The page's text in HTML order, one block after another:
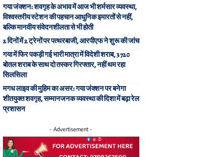
गया जंक्शन: शवगृह के अभाव में आज भी शर्मसार व्यवस्था,
विश्वस्तरीय स्टेशन की पहचान आधुनिक इमारतों से नहीं,
बल्कि मानवीय संवेदनशीलता से भी होती
2 दिनों में 2 ट्रेनों पर पत्थरबाजी, आरपीएफ ने शुरू की जांच
गया में फिर पकड़ी गई भारी मात्रा में विदेशी शराब, 3720
बोतल शराब के साथ दो तस्कर गिरफ्तार, नहीं थम रहा
सिलसिला
मगध लाइव की मुहिम का असर: गया जंक्शन पर बनेगा
शीतयुक्त शवगृह, सम्मानजनक व्यवस्था की दिशा में बढ़ा रेल
प्रशासन
- Advertisement -